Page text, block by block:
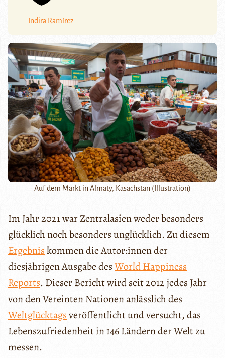
Indira Ramírez
Auf dem Markt in Almaty, Kasachstan (Illustration)
Im Jahr 2021 war Zentralasien weder besonders
glücklich noch besonders unglücklich. Zu diesem
Ergebniskommen die Autor:innen der
diesjährigen Ausgabe desWorld Happiness
Reports. Dieser Bericht wird seit 2012 jedes Jahr
von den Vereinten Nationen anlässlich des
Weltglücktagsveröffentlicht und versucht, das
Lebenszufriedenheit in 146 Ländern der Welt zu
messen.